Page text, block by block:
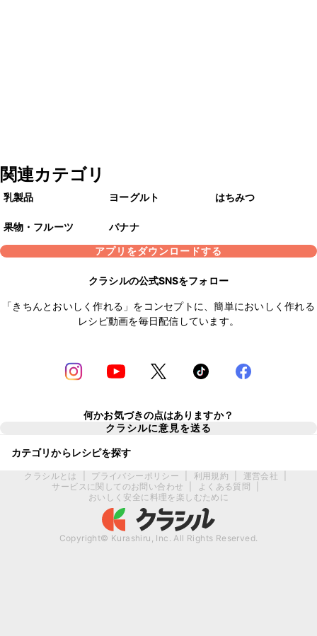
関連カテゴリ
乳製品 ヨーグルト はちみつ
果物・フルーツ
バナナ
アプリをダウンロードする
クラシルの公式SNSをフォロー
「きちんとおいしく作れる」をコンセプトに、簡単においしく作れる
レシピ動画を毎日配信しています。
何かお気づきの点はありますか？
クラシルに意見を送る
カテゴリからレシピを探す
クラシルとは プライバシーポリシー 利用規約 運営会社
サービスに関してのお問い合わせ
よくある質問
おいしく安全に料理を楽しむために
Copyright© Kurashiru, Inc. All Rights Reserved.